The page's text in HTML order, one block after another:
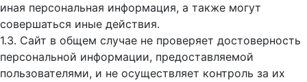
иная персональная информация, а также могут
совершаться иные действия.
1.3. Сайт в общем случае не проверяет достоверность
персональной информации, предоставляемой
пользователями, и не осуществляет контроль за их